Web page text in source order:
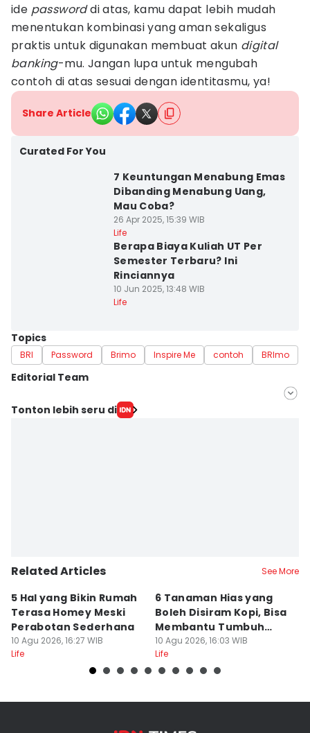
ide passworddi atas, kamu dapat lebih mudah
menentukan kombinasi yang aman sekaligus
praktis untuk digunakan membuat akun digital
banking-mu. Jangan lupa untuk mengubah
contoh di atas sesuai dengan identitasmu, ya!
Share Article
Curated For You
7 Keuntungan Menabung Emas
Dibanding Menabung Uang,
Mau Coba?
26 Apr 2025, 15:39 WIB
Life
Berapa Biaya Kuliah UT Per
Semester Terbaru? Ini
Rinciannya
10 Jun 2025, 13:48 WIB
Life
Topics
BRI Password Brimo Inspire Me contoh BRImo
Editorial Team
Editor
Tonton lebih seru di
Related Articles See More
5 Hal yang Bikin Rumah
Terasa Homey Meski
Perabotan Sederhana
10 Agu 2026, 16:27 WIB
Life
6 Tanaman Hias yang
Boleh Disiram Kopi, Bisa
Membantu Tumbuh
Optimal
10 Agu 2026, 16:03 WIB
Life